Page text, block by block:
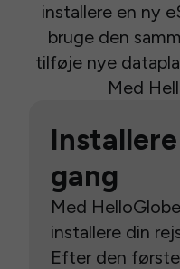
installere en ny
bruge den
tilføje nye
Med
gang
Med
installere din
Efter den